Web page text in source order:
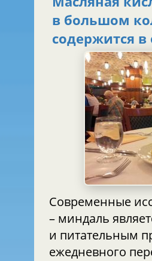
в большом
содержится
Современные
– миндаль является
и питательным
ежедневного